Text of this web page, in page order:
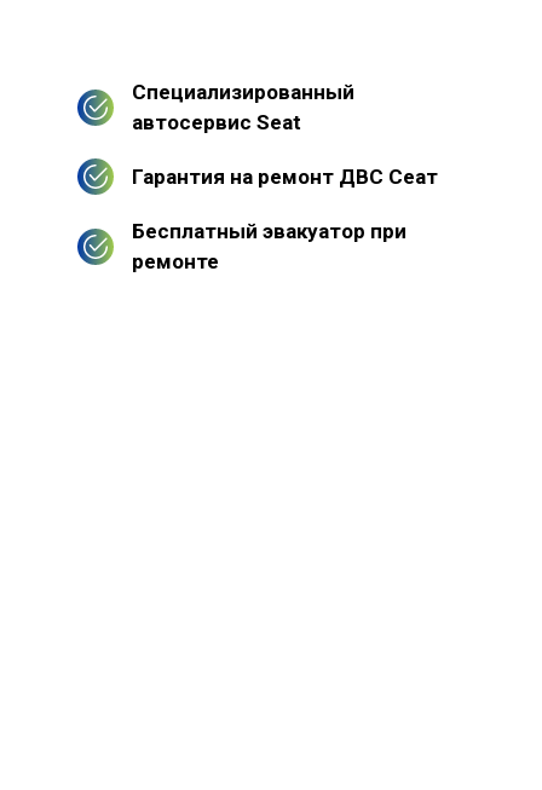
Специализированный
автосервис Seat
Гарантия на ремонт ДВС Сеат
Бесплатный эвакуатор при
ремонте